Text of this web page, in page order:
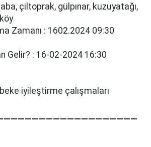
çi̇ltoprak, gülpınar, kuzuyatağı,
Zamanı : 1602.2024 09:30
Gelir? : 16-02-2024 16:30
i̇yi̇leşti̇rme çalışmaları